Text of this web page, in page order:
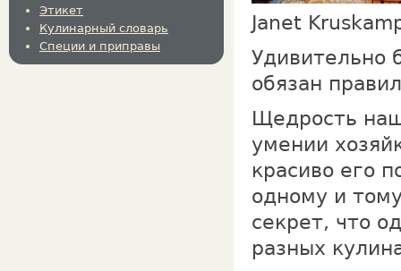
Этикет
Кулинарный словарь
Специи и приправы
Janet
Удивительно
обязан
Щедрость
умении
красиво его
одному и
секрет, что
разных